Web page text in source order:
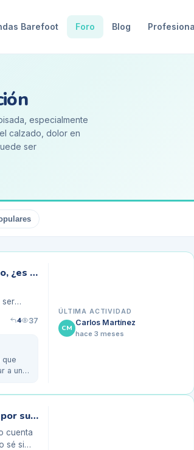
Barefoot Foro Blog
especialmente
calzado, dolor en
ser
Mis plantillas para supinación se desgastan demasiado rápido, ¿es normal?
ser
4 37
que
a una
ÚLTIMA ACTIVIDAD
CM
Carlos Martínez
hace 3 meses
Mis zapatillas de bebé se desgastan muy rápido, ¿puede ser por su pisada?
cuenta
sé si